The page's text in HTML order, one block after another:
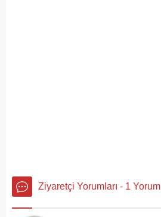
Ziyaretçi Yorumları - 1 Yorum